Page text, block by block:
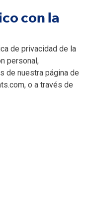
con la
de privacidad de la
personal,
de nuestra página de
, o a través de